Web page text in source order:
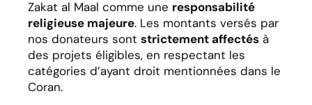
Zakat al Maal comme une responsabilité
religieuse majeure. Les montants versés par
nos donateurs sont strictement affectés à
des projets éligibles, en respectant les
catégories d’ayant droit mentionnées dans le
Coran.